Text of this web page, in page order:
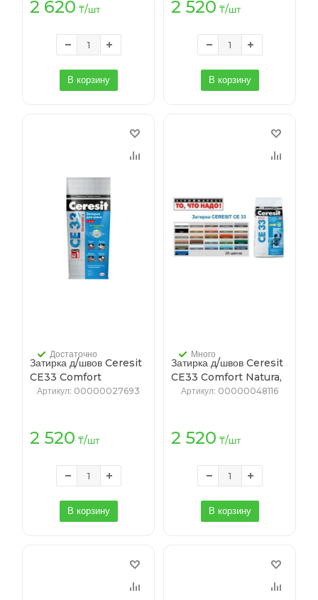
2 620 ₸/шт
В корзину
2 520 ₸/шт
В корзину
Затирка д/швов Ceresit
CE33 Comfort
Manhattan, /
Достаточно
Артикул: 00000027693
2 520 ₸/шт
В корзину
Затирка д/швов Ceresit
CE33 Comfort Natura,
2кг
Много
Артикул: 00000048116
2 520 ₸/шт
В корзину